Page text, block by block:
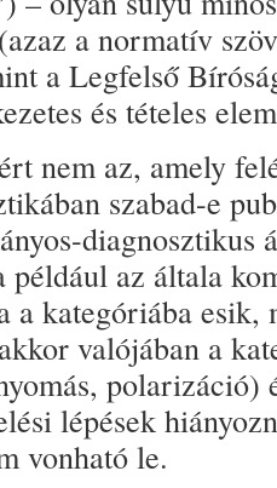
a normatív
a Legfelső
és tételes
nem az, amely
szabad-e
diagnosztikus
az általa
a kategóriába
valójában a
polarizáció)
lépések
vonható le.